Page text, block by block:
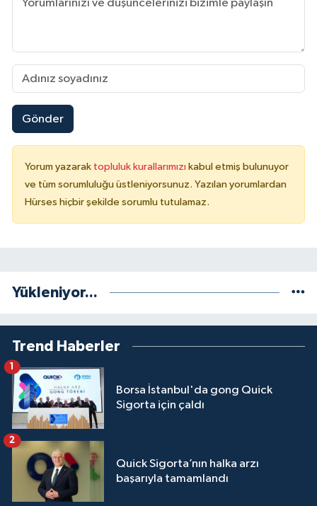
Gönder
Yorum yazarak topluluk kurallarımızı kabul etmiş bulunuyor
ve tüm sorumluluğu üstleniyorsunuz. Yazılan yorumlardan
Hürses hiçbir şekilde sorumlu tutulamaz.
Yükleniyor...
Trend Haberler
Borsa İstanbul'da gong Quick
Sigorta için çaldı
1
Quick Sigorta’nın halka arzı
başarıyla tamamlandı
2